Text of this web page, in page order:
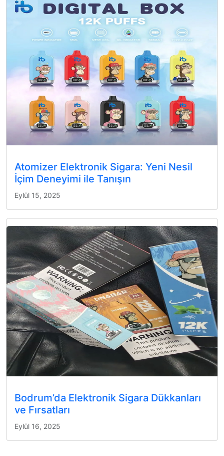
Atomizer Elektronik Sigara: Yeni Nesil
İçim Deneyimi ile Tanışın
Eylül 15, 2025
Bodrum’da Elektronik Sigara Dükkanları
ve Fırsatları
Eylül 16, 2025